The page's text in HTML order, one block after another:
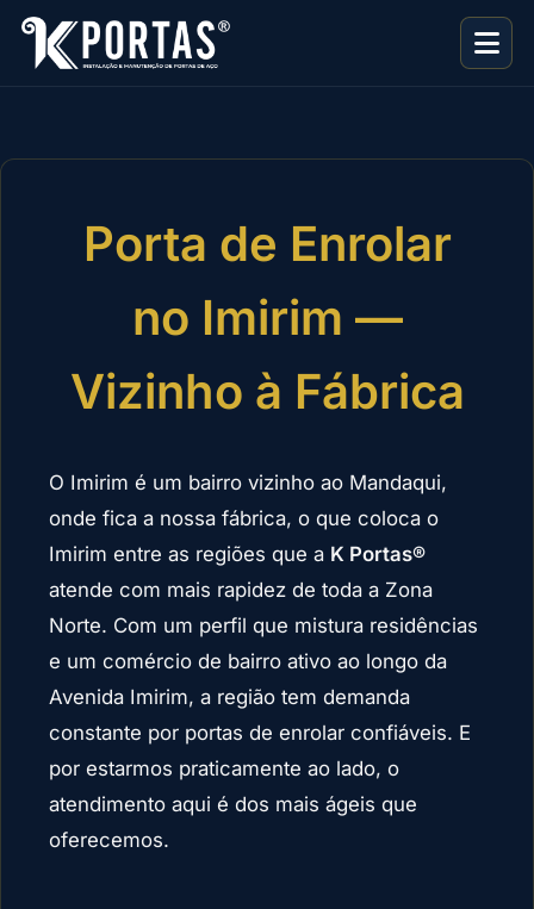
Porta de Enrolar
no Imirim —
Vizinho à Fábrica
O Imirim é um bairro vizinho ao Mandaqui,
onde fica a nossa fábrica, o que coloca o
Imirim entre as regiões que a K Portas®
atende com mais rapidez de toda a Zona
Norte. Com um perfil que mistura residências
e um comércio de bairro ativo ao longo da
Avenida Imirim, a região tem demanda
constante por portas de enrolar confiáveis. E
por estarmos praticamente ao lado, o
atendimento aqui é dos mais ágeis que
oferecemos.